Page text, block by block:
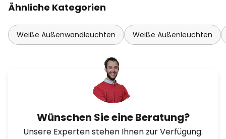
Ähnliche Kategorien
Weiße Außenwandleuchten Weiße Außenleuchten
Wünschen Sie eine Beratung?
Unsere Experten stehen Ihnen zur Verfügung.